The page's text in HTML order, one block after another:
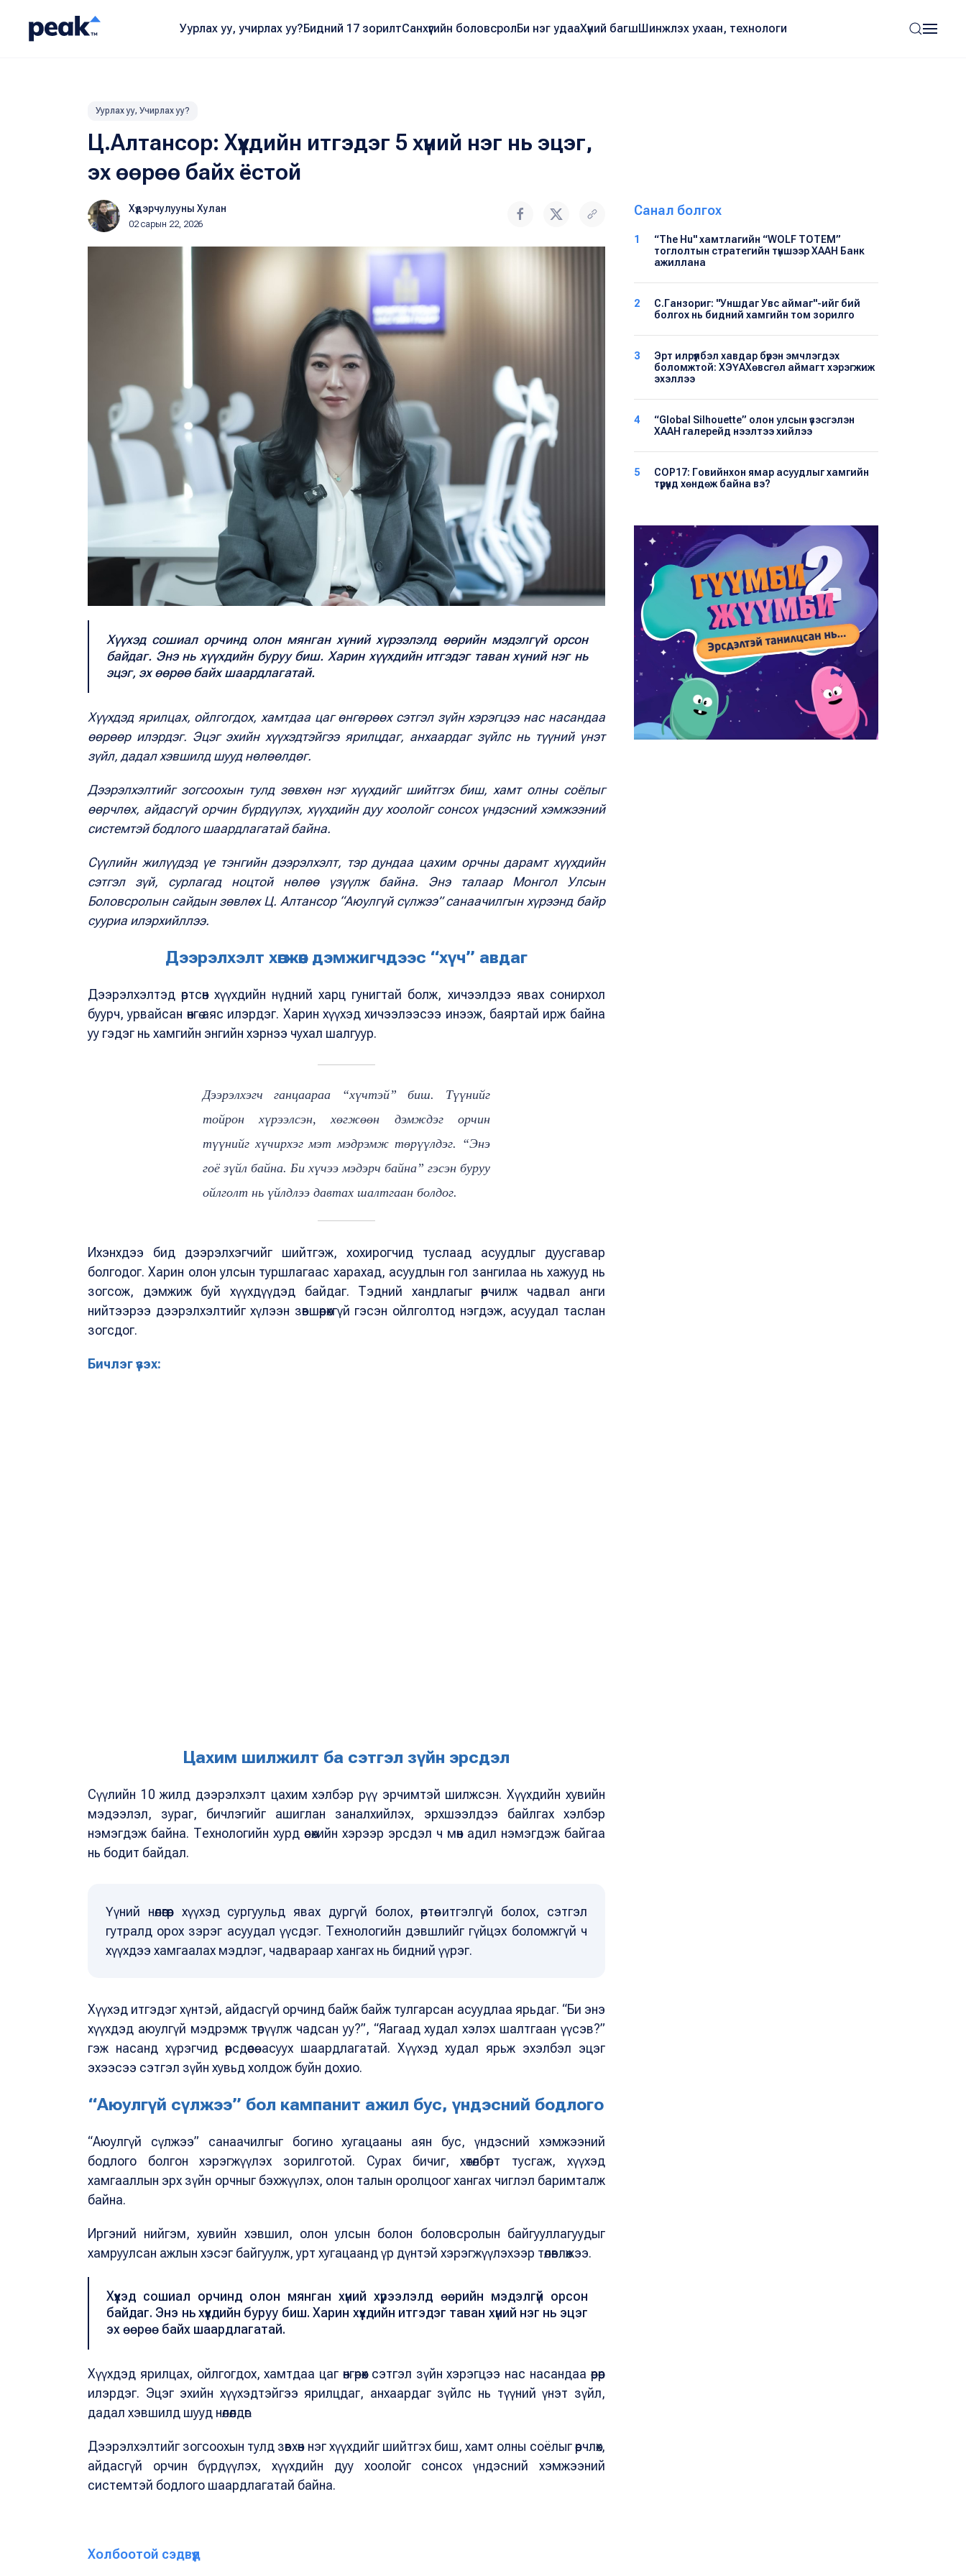
Уурлах уу, учирлах уу?Бидний 17 зорилтСанхүүгийн боловсролБи нэг удааХүний багшШинжлэх ухаан, технологи
Уурлах уу, Учирлах уу?
Ц.Алтансор: Хүүхдийн итгэдэг 5 хүний нэг нь эцэг,
эх өөрөө байх ёстой
Хүдэрчулууны Хулан
02 сарын 22, 2026
Хүүхэд сошиал орчинд олон мянган хүний хүрээлэлд өөрийн мэдэлгүй орсон
байдаг. Энэ нь хүүхдийн буруу биш. Харин хүүхдийн итгэдэг таван хүний нэг нь
эцэг, эх өөрөө байх шаардлагатай.
Хүүхдэд ярилцах, ойлгогдох, хамтдаа цаг өнгөрөөх сэтгэл зүйн хэрэгцээ нас насандаа
өөрөөр илэрдэг. Эцэг эхийн хүүхэдтэйгээ ярилцдаг, анхаардаг зүйлс нь түүний үнэт
зүйл, дадал хэвшилд шууд нөлөөлдөг.
Дээрэлхэлтийг зогсоохын тулд зөвхөн нэг хүүхдийг шийтгэх биш, хамт олны соёлыг
өөрчлөх, айдасгүй орчин бүрдүүлэх, хүүхдийн дуу хоолойг сонсох үндэсний хэмжээний
системтэй бодлого шаардлагатай байна.
Сүүлийн жилүүдэд үе тэнгийн дээрэлхэлт, тэр дундаа цахим орчны дарамт хүүхдийн
сэтгэл зүй, сурлагад ноцтой нөлөө үзүүлж байна. Энэ талаар Монгол Улсын
Боловсролын сайдын зөвлөх Ц. Алтансор “Аюулгүй сүлжээ” санаачилгын хүрээнд байр
сууриа илэрхийллээ.
Дээрэлхэлт хөгжөөн дэмжигчдээс “хүч” авдаг
Дээрэлхэлтэд өртсөн хүүхдийн нүдний харц гунигтай болж, хичээлдээ явах сонирхол
буурч, урвайсан өнгө аяс илэрдэг. Харин хүүхэд хичээлээсээ инээж, баяртай ирж байна
уу гэдэг нь хамгийн энгийн хэрнээ чухал шалгуур.
Дээрэлхэгч ганцаараа “хүчтэй” биш. Түүнийг
тойрон хүрээлсэн, хөгжөөн дэмждэг орчин
түүнийг хүчирхэг мэт мэдрэмж төрүүлдэг. “Энэ
гоё зүйл байна. Би хүчээ мэдэрч байна” гэсэн буруу
ойлголт нь үйлдлээ давтах шалтгаан болдог.
Ихэнхдээ бид дээрэлхэгчийг шийтгэж, хохирогчид туслаад асуудлыг дуусгавар
болгодог. Харин олон улсын туршлагаас харахад, асуудлын гол зангилаа нь хажууд нь
зогсож, дэмжиж буй хүүхдүүдэд байдаг. Тэдний хандлагыг өөрчилж чадвал анги
нийтээрээ дээрэлхэлтийг хүлээн зөвшөөрөхгүй гэсэн ойлголтод нэгдэж, асуудал таслан
зогсдог.
Бичлэг үзэх:
Цахим шилжилт ба сэтгэл зүйн эрсдэл
Сүүлийн 10 жилд дээрэлхэлт цахим хэлбэр рүү эрчимтэй шилжсэн. Хүүхдийн хувийн
мэдээлэл, зураг, бичлэгийг ашиглан заналхийлэх, эрхшээлдээ байлгах хэлбэр
нэмэгдэж байна. Технологийн хурд өсөхийн хэрээр эрсдэл ч мөн адил нэмэгдэж байгаа
нь бодит байдал.
Үүний нөлөөгөөр хүүхэд сургуульд явах дургүй болох, өөртөө итгэлгүй болох, сэтгэл
гутралд орох зэрэг асуудал үүсдэг. Технологийн дэвшлийг гүйцэх боломжгүй ч
хүүхдээ хамгаалах мэдлэг, чадвараар хангах нь бидний үүрэг.
Хүүхэд итгэдэг хүнтэй, айдасгүй орчинд байж байж тулгарсан асуудлаа ярьдаг. “Би энэ
хүүхдэд аюулгүй мэдрэмж төрүүлж чадсан уу?”, “Яагаад худал хэлэх шалтгаан үүсэв?”
гэж насанд хүрэгчид өөрсдөөсөө асуух шаардлагатай. Хүүхэд худал ярьж эхэлбэл эцэг
эхээсээ сэтгэл зүйн хувьд холдож буйн дохио.
“Аюулгүй сүлжээ” бол кампанит ажил бус, үндэсний бодлого
“Аюулгүй сүлжээ” санаачилгыг богино хугацааны аян бус, үндэсний хэмжээний
бодлого болгон хэрэгжүүлэх зорилготой. Сурах бичиг, хөтөлбөрт тусгаж, хүүхэд
хамгааллын эрх зүйн орчныг бэхжүүлэх, олон талын оролцоог хангах чиглэл баримталж
байна.
Иргэний нийгэм, хувийн хэвшил, олон улсын болон боловсролын байгууллагуудыг
хамруулсан ажлын хэсэг байгуулж, урт хугацаанд үр дүнтэй хэрэгжүүлэхээр төлөвлөжээ.
Хүүхэд сошиал орчинд олон мянган хүний хүрээлэлд өөрийн мэдэлгүй орсон
байдаг. Энэ нь хүүхдийн буруу биш. Харин хүүхдийн итгэдэг таван хүний нэг нь эцэг
эх өөрөө байх шаардлагатай.
Хүүхдэд ярилцах, ойлгогдох, хамтдаа цаг өнгөрөөх сэтгэл зүйн хэрэгцээ нас насандаа өөрөөр
илэрдэг. Эцэг эхийн хүүхэдтэйгээ ярилцдаг, анхаардаг зүйлс нь түүний үнэт зүйл,
дадал хэвшилд шууд нөлөөлдөг.
Дээрэлхэлтийг зогсоохын тулд зөвхөн нэг хүүхдийг шийтгэх биш, хамт олны соёлыг өөрчлөх,
айдасгүй орчин бүрдүүлэх, хүүхдийн дуу хоолойг сонсох үндэсний хэмжээний
системтэй бодлого шаардлагатай байна.
Холбоотой сэдвүүд
Санал болгох
1
“The Hu" хамтлагийн “WOLF TOTEM”
тоглолтын стратегийн түншээр ХААН Банк
ажиллана
2
С.Ганзориг: "Уншдаг Увс аймаг"-ийг бий
болгох нь бидний хамгийн том зорилго
3
Эрт илрүүлбэл хавдар бүрэн эмчлэгдэх
боломжтой: ХЭҮА​Хөвсгөл аймагт хэрэгжиж
эхэллээ
4
“Global Silhouette” олон улсын үзэсгэлэн
ХААН галерейд нээлтээ хийлээ
5
COP17: Говийнхон ямар асуудлыг хамгийн
түрүүнд хөндөж байна вэ?